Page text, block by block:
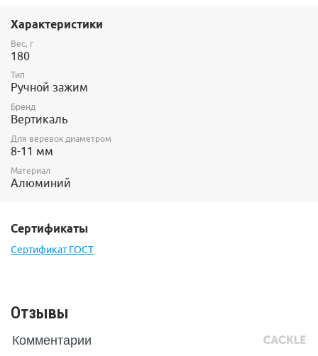
Мах нагрузка, kN - 4
Не является страховочным зажимом.
Характеристики
Вес, г
180
Тип
Ручной зажим
Бренд
Вертикаль
Для веревок диаметром
8-11 мм
Материал
Алюминий
Сертификаты
Сертификат ГОСТ
Отзывы
Комментарии